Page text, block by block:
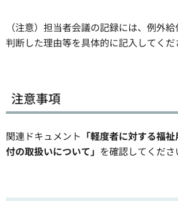
（注意）担当者会議の記録には、例外
判断した理由等を具体的に記入してくだ
注意事項
関連ドキュメント 「軽度者に対する福
付の取扱いについて」 を確認してくださ